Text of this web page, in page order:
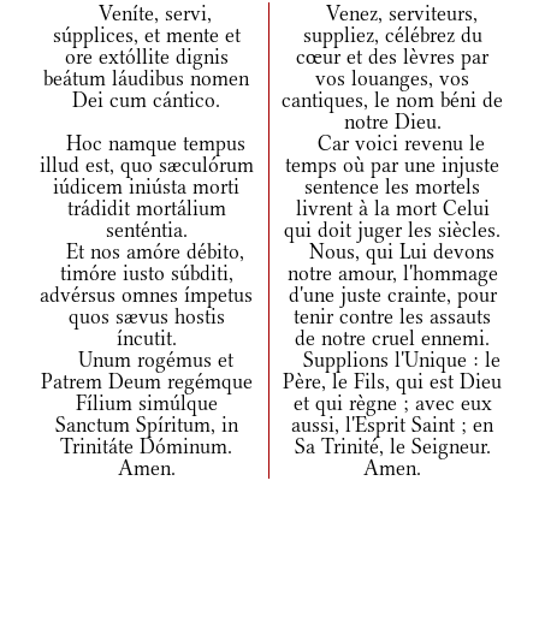
Veníte, servi,
súpplices, et mente et
ore extóllite dignis
beátum láudibus nomen
Dei cum cántico.
Venez, serviteurs,
suppliez, célébrez du
cœur et des lèvres par
vos louanges, vos
cantiques, le nom béni de
notre Dieu.
Hoc namque tempus
illud est, quo sæculórum
iúdicem iniústa morti
trádidit mortálium
senténtia.
Car voici revenu le
temps où par une injuste
sentence les mortels
livrent à la mort Celui
qui doit juger les siècles.
Et nos amóre débito,
timóre iusto súbditi,
advérsus omnes ímpetus
quos sævus hostis
íncutit.
Nous, qui Lui devons
notre amour, l'hommage
d'une juste crainte, pour
tenir contre les assauts
de notre cruel ennemi.
Unum rogémus et
Patrem Deum regémque
Fílium simúlque
Sanctum Spíritum, in
Trinitáte Dóminum.
Amen.
Supplions l'Unique : le
Père, le Fils, qui est Dieu
et qui règne ; avec eux
aussi, l'Esprit Saint ; en
Sa Trinité, le Seigneur.
Amen.